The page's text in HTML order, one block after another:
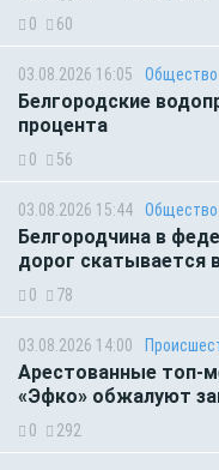
0 60
03.08.2026 16:05 Общество
Белгородские
процента
0 56
03.08.2026 15:44 Общество
Белгородчина в
дорог скатывается
0 78
03.08.2026 14:00
Арестованные топ-
«Эфко» обжалуют
0 292